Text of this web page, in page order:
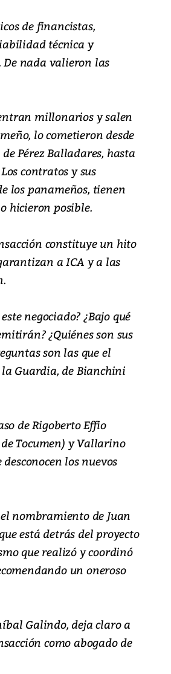
de financistas,
técnica y
nada valieron las
millonarios y salen
lo cometieron desde
Pérez Balladares, hasta
contratos y sus
los panameños, tienen
hicieron posible.
constituye un hito
a ICA y a las
negociado? ¿Bajo qué
¿Quiénes son sus
son las que el
Guardia, de Bianchini
de Rigoberto Effio
Tocumen) y Vallarino
los nuevos
nombramiento de Juan
está detrás del proyecto
que realizó y coordinó
un oneroso
Galindo, deja claro a
como abogado de